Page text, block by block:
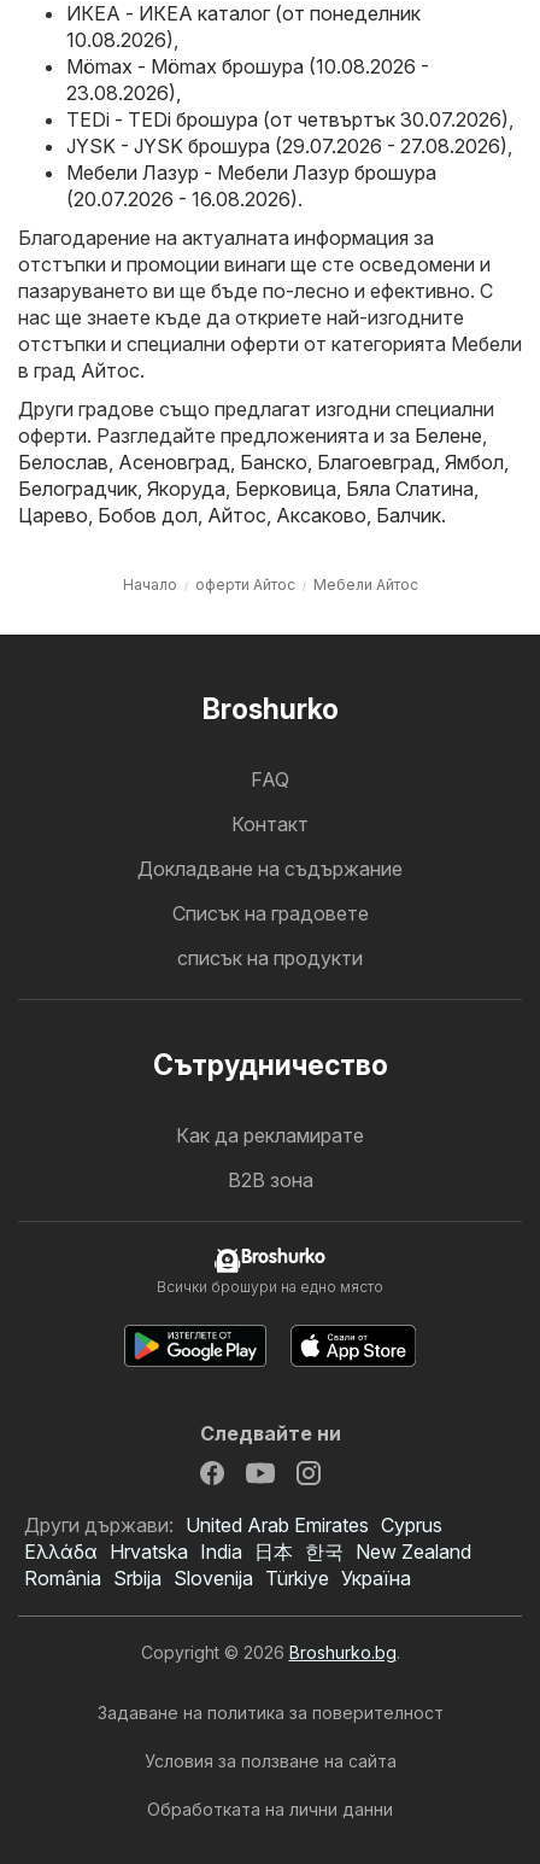
ИКЕА - ИКЕА каталог (от понеделник
10.08.2026),
Mömax - Mömax брошура (10.08.2026 -
23.08.2026),
TEDi - TEDi брошура (от четвъртък 30.07.2026),
JYSK - JYSK брошура (29.07.2026 - 27.08.2026),
Мебели Лазур - Мебели Лазур брошура
(20.07.2026 - 16.08.2026).
Благодарение на актуалната информация за
отстъпки и промоции винаги ще сте осведомени и
пазаруването ви ще бъде по-лесно и ефективно. С
нас ще знаете къде да откриете най-изгодните
отстъпки и специални оферти от категорията Мебели
в град Айтос.
Други градове също предлагат изгодни специални
оферти. Разгледайте предложенията и за Белене,
Белослав, Асеновград, Банско, Благоевград, Ямбол,
Белоградчик, Якоруда, Берковица, Бяла Слатина,
Царево, Бобов дол, Айтос, Аксаково, Балчик.
Начало оферти Айтос Мебели Айтос
Broshurko
FAQ
Контакт
Докладване на съдържание
Cписък на градовете
списък на продукти
Cътрудничество
Как да рекламирате
B2B зона
Broshurko
Всички брошури на едно място
Следвайте ни
Други държави: United Arab Emirates Cyprus
Ελλάδα Hrvatska India 日本 한국 New Zealand
România Srbija Slovenija Türkiye Україна
Copyright © 2026 Broshurko.bg.
Задаване на политика за поверителност
Условия за ползване на сайта
Обработката на лични данни